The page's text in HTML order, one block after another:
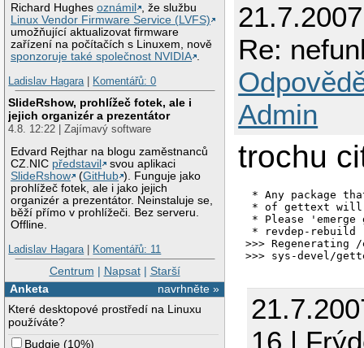
Richard Hughesoznámil
, že službu
Linux Vendor Firmware Service (LVFS)
umožňující aktualizovat firmware
zařízení na počítačích s Linuxem, nově
sponzoruje také společnost NVIDIA .
Ladislav Hagara| Komentářů: 0
SlideRshow, prohlížeč fotek, ale i
jejich organizér a prezentátor
4.8. 12:22 | Zajímavý software
Edvard Rejthar na blogu zaměstnanců
CZ.NIC představil
svou aplikaci
SlideRshow
(GitHub ). Funguje jako
prohlížeč fotek, ale i jako jejich
organizér a prezentátor. Neinstaluje se,
běží přímo v prohlížeči. Bez serveru.
Offline.
Ladislav Hagara| Komentářů: 11
Centrum | Napsat| Starší
navrhněte »
Anketa
Které desktopové prostředí na Linuxu
používáte?
Budgie (10%)
Re:
Admin
trochu
* Any package
* of gettext will
* Please
* revdep-
>>>
>>> sys-devel/
16 |